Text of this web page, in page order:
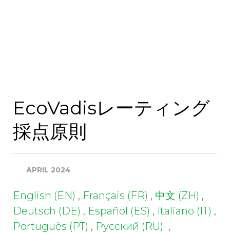
業界
EcoVadisレーティング
採点原則
APRIL 2024
English (EN) , Français (FR) , 中文 (ZH) ,
Deutsch (DE) , Español (ES) , Italiano (IT) ,
Português (PT) , Русский (RU) ,